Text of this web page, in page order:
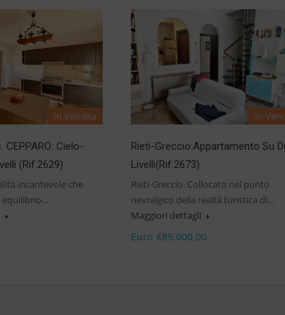
In Vendita
CEPPARO: Cielo-
(Rif.2629)
incantevole che
In
Rieti-Greccio:Appartamento Su
Livelli(Rif.2673)
Rieti-Greccio. Collocato nel punto
nevralgico della realtà turistica di…
Maggiori dettagli
Euro €89.000,00